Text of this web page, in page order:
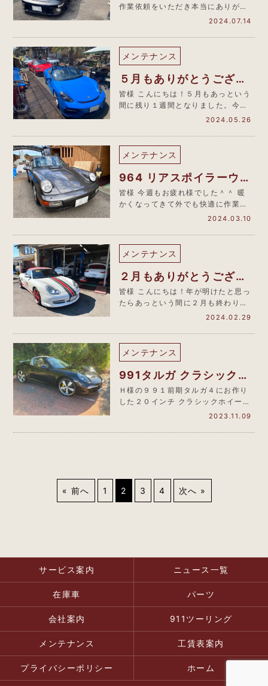
作業依頼をいただき本当にありがと
うございました。しばらくＨＰを更
2024.07.14
メンテナンス
５月もありがとうござい
ました
皆様 こんにちは！５月もあっという
間に残り１週間となりました。今年
のＧＷはラビットにたくさんのお客
2024.05.26
メンテナンス
964 リアスポイラーウォ
ール交換
皆様 今週もお疲れ様でした＾＾ 暖
かくなってきて外でも快適に作業で
きるようになってきました(๑•ᴗ•…
2024.03.10
メンテナンス
２月もありがとうござい
ました
皆様 こんにちは！年が明けたと思っ
たらあっという間に２月も終わりで
すね。しばらくＨＰの更新ができて
2024.02.29
メンテナンス
991タルガ クラシックホ
イール装着
Ｈ様の９９１前期タルガ４にお作り
した２０インチ クラシックホイー
ル。 写真をいただきましたのでご
2023.11.09
« 前へ 1 2 3 4 次へ »
サービス案内 ニュース一覧
在庫車 パーツ
会社案内 911ツーリング
メンテナンス 工賃表案内
プライバシーポリシー ホーム